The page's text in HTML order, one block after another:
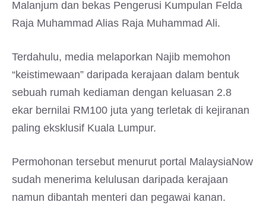
Malanjum dan bekas Pengerusi Kumpulan Felda
Raja Muhammad Alias Raja Muhammad Ali.
Terdahulu, media melaporkan Najib memohon
“keistimewaan” daripada kerajaan dalam bentuk
sebuah rumah kediaman dengan keluasan 2.8
ekar bernilai RM100 juta yang terletak di kejiranan
paling eksklusif Kuala Lumpur.
Permohonan tersebut menurut portal MalaysiaNow
sudah menerima kelulusan daripada kerajaan
namun dibantah menteri dan pegawai kanan.